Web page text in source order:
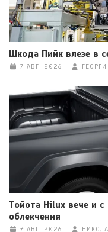
Шкода Пийк влезе в
7 АВГ. 2026
Тойота Hilux вече и
облекчения
7 АВГ. 2026